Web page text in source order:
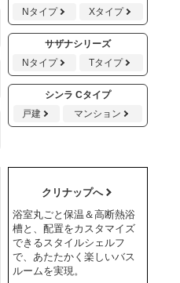
Nタイプ
Xタイプ
サザナシリーズ
Nタイプ
Tタイプ
シンラ Cタイプ
戸建
マンション
クリナップへ
浴室丸ごと保温＆高断熱浴
槽と、配置をカスタマイズ
できるスタイルシェルフ
で、あたたかく楽しいバス
ルームを実現。